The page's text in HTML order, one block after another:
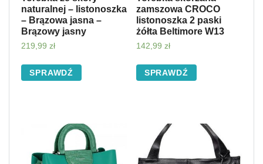
naturalnej – listonoszka
– Brązowa jasna –
Brązowy jasny
219,99 zł
SPRAWDŹ
zamszowa CROCO
listonoszka 2 paski
żółta Beltimore W13
142,99 zł
SPRAWDŹ